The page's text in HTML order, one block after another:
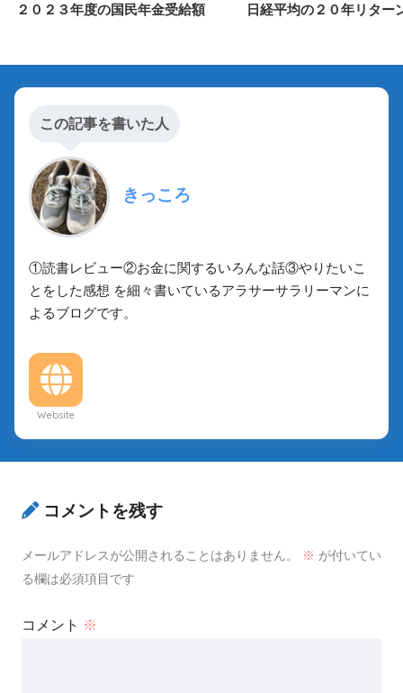
２０２３年度の国民年金受給額 日経平均の２０年リター
この記事を書いた人
きっころ
①読書レビュー②お金に関するいろんな話③やりたいこ
とをした感想 を細々書いているアラサーサラリーマンに
よるブログです。
Website
コメントを残す
メールアドレスが公開されることはありません。 ※ が付いてい
る欄は必須項目です
コメント ※